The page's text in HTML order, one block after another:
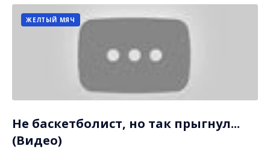
ЖЕЛТЫЙ МЯЧ
Не баскетболист, но так прыгнул...
(Видео)